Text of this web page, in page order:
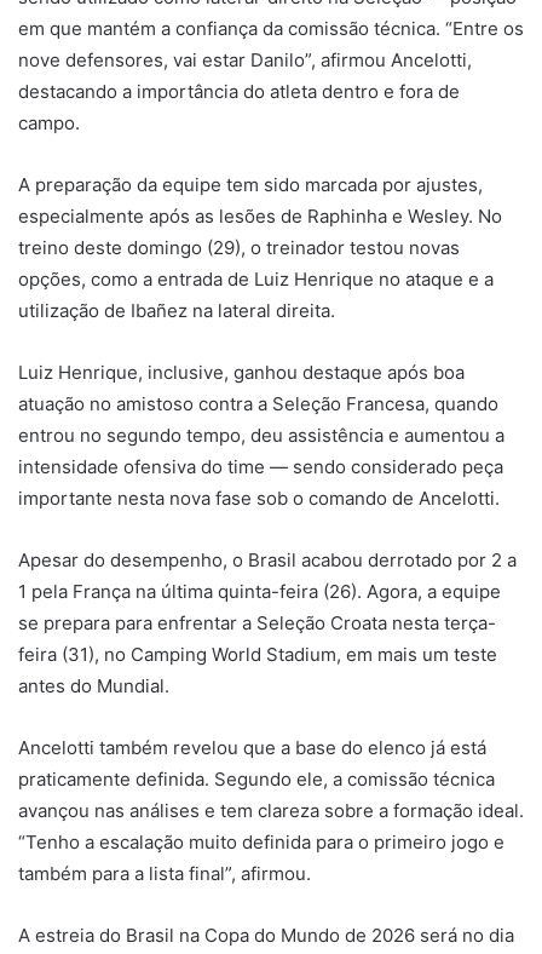
em que mantém a confiança da comissão técnica. “Entre os
nove defensores, vai estar Danilo”, afirmou Ancelotti,
destacando a importância do atleta dentro e fora de
campo.
A preparação da equipe tem sido marcada por ajustes,
especialmente após as lesões de Raphinha e Wesley. No
treino deste domingo (29), o treinador testou novas
opções, como a entrada de Luiz Henrique no ataque e a
utilização de Ibañez na lateral direita.
Luiz Henrique, inclusive, ganhou destaque após boa
atuação no amistoso contra a Seleção Francesa, quando
entrou no segundo tempo, deu assistência e aumentou a
intensidade ofensiva do time — sendo considerado peça
importante nesta nova fase sob o comando de Ancelotti.
Apesar do desempenho, o Brasil acabou derrotado por 2 a
1 pela França na última quinta-feira (26). Agora, a equipe
se prepara para enfrentar a Seleção Croata nesta terça-
feira (31), no Camping World Stadium, em mais um teste
antes do Mundial.
Ancelotti também revelou que a base do elenco já está
praticamente definida. Segundo ele, a comissão técnica
avançou nas análises e tem clareza sobre a formação ideal.
“Tenho a escalação muito definida para o primeiro jogo e
também para a lista final”, afirmou.
A estreia do Brasil na Copa do Mundo de 2026 será no dia